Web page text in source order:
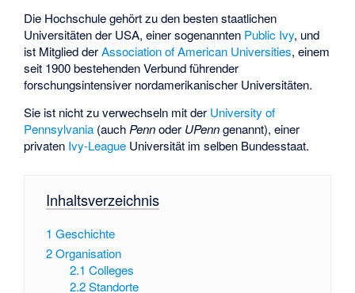
Die Hochschule gehört zu den besten staatlichen
Universitäten der USA, einer sogenannten Public Ivy, und
ist Mitglied derAssociation of American Universities, einem
seit 1900 bestehenden Verbund führender
forschungsintensiver nordamerikanischer Universitäten.
Sie ist nicht zu verwechseln mit der University of
Pennsylvania (auch Pennoder UPenngenannt), einer
privaten Ivy-League Universität im selben Bundesstaat.
Inhaltsverzeichnis
1 Geschichte
2Organisation
2.1 Colleges
2.2 Standorte